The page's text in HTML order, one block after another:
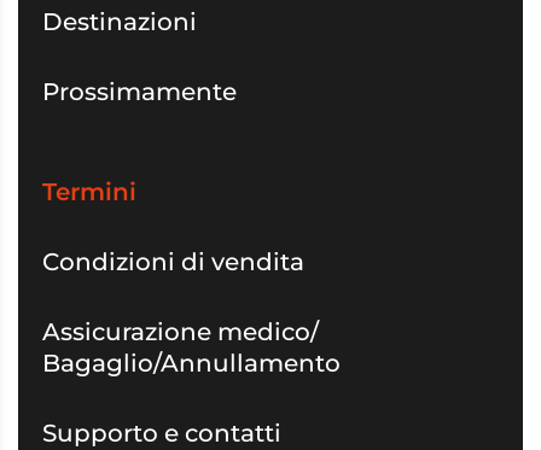
Destinazioni
Prossimamente
Termini
Condizioni di vendita
Assicurazione medico/
Bagaglio/Annullamento
Supporto e contatti